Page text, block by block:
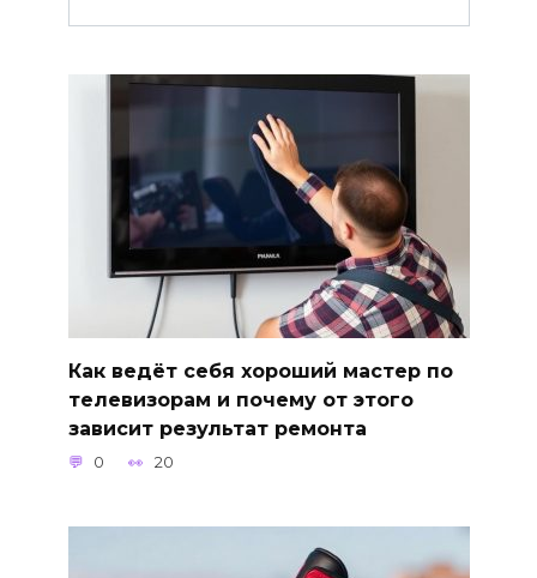
Как ведёт себя хороший мастер по
телевизорам и почему от этого
зависит результат ремонта
0 20